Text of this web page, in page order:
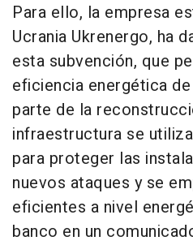
Para ello, la empresa
Ucrania Ukrenergo, ha
esta subvención, que
eficiencia energética
parte de la
infraestructura se
para proteger las
nuevos ataques y se
eficientes a nivel
banco en un